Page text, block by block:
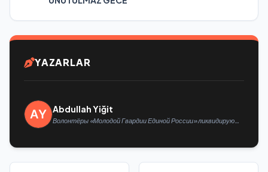
YAZARLAR
Abdullah Yiğit
Волонтёры «Молодой Гвардии Единой России» ликвидируют